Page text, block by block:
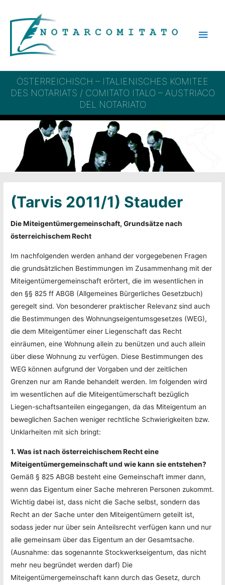
Inhalt
springen
ÖSTERREICHISCH – ITALIENISCHES KOMITEE
DES NOTARIATS / COMITATO ITALO – AUSTRIACO
DEL NOTARIATO
(Tarvis 2011/1) Stauder
Die Miteigentümergemeinschaft, Grundsätze nach
österreichischem Recht
Im nachfolgenden werden anhand der vorgegebenen Fragen
die grundsätzlichen Bestimmungen im Zusammenhang mit der
Miteigentümergemeinschaft erörtert, die im wesentlichen in
den §§ 825 ff ABGB (Allgemeines Bürgerliches Gesetzbuch)
geregelt sind. Von besonderer praktischer Relevanz sind auch
die Bestimmungen des Wohnungseigentumsgesetzes (WEG),
die dem Miteigentümer einer Liegenschaft das Recht
einräumen, eine Wohnung allein zu benützen und auch allein
über diese Wohnung zu verfügen. Diese Bestimmungen des
WEG können aufgrund der Vorgaben und der zeitlichen
Grenzen nur am Rande behandelt werden. Im folgenden wird
im wesentlichen auf die Miteigentümerschaft bezüglich
Liegen-schaftsanteilen eingegangen, da das Miteigentum an
beweglichen Sachen weniger rechtliche Schwierigkeiten bzw.
Unklarheiten mit sich bringt:
1. Was ist nach österreichischem Recht eine
Miteigentümergemeinschaft und wie kann sie entstehen?
Gemäß § 825 ABGB besteht eine Gemeinschaft immer dann,
wenn das Eigentum einer Sache mehreren Personen zukommt.
Wichtig dabei ist, dass nicht die Sache selbst, sondern das
Recht an der Sache unter den Miteigentümern geteilt ist,
sodass jeder nur über sein Anteilsrecht verfügen kann und nur
alle gemeinsam über das Eigentum an der Gesamtsache.
(Ausnahme: das sogenannte Stockwerkseigentum, das nicht
mehr neu begründet werden darf) Die
Miteigentümergemeinschaft kann durch das Gesetz, durch